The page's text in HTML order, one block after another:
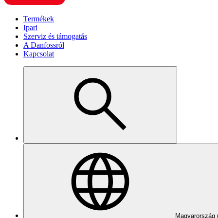
Termékek
Ipari
Szerviz és támogatás
A Danfossról
Kapcsolat
Magyarország